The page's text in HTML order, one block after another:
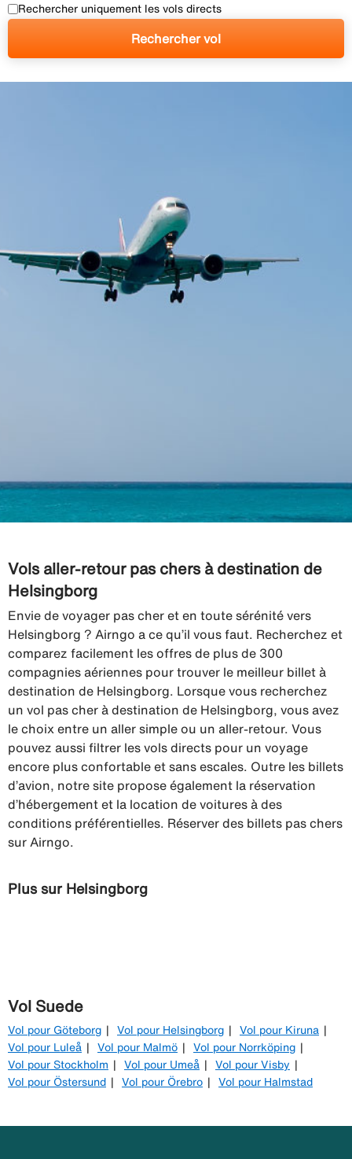
Rechercher uniquement les vols directs
Rechercher vol
Vols aller-retour pas chers à destination de
Helsingborg
Envie de voyager pas cher et en toute sérénité vers
Helsingborg ? Airngo a ce qu’il vous faut. Recherchez et
comparez facilement les offres de plus de 300
compagnies aériennes pour trouver le meilleur billet à
destination de Helsingborg. Lorsque vous recherchez
un vol pas cher à destination de Helsingborg, vous avez
le choix entre un aller simple ou un aller-retour. Vous
pouvez aussi filtrer les vols directs pour un voyage
encore plus confortable et sans escales. Outre les billets
d’avion, notre site propose également la réservation
d’hébergement et la location de voitures à des
conditions préférentielles. Réserver des billets pas chers
sur Airngo.
Plus sur Helsingborg
Vol Suede
Vol pour Göteborg Vol pour Helsingborg
Vol pour Kiruna
Vol pour Luleå
Vol pour Malmö
Vol pour Norrköping
Vol pour Stockholm
Vol pour Umeå
Vol pour Visby
Vol pour Östersund
Vol pour Örebro Vol pour Halmstad